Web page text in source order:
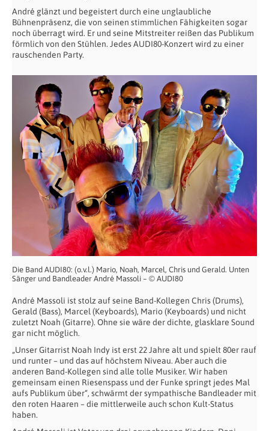
André glänzt und begeistert durch eine unglaubliche
Bühnenpräsenz, die von seinen stimmlichen Fähigkeiten sogar
noch überragt wird. Er und seine Mitstreiter reißen das Publikum
förmlich von den Stühlen. Jedes AUDI80-Konzert wird zu einer
rauschenden Party.
Die Band AUDI80: (o.v.l.) Mario, Noah, Marcel, Chris und Gerald. Unten
Sänger und Bandleader André Massoli – © AUDI80
André Massoli ist stolz auf seine Band-Kollegen Chris (Drums),
Gerald (Bass), Marcel (Keyboards), Mario (Keyboards) und nicht
zuletzt Noah (Gitarre). Ohne sie wäre der dichte, glasklare Sound
gar nicht möglich.
„Unser Gitarrist Noah Indy ist erst 22 Jahre alt und spielt 80er rauf
und runter – und das auf höchstem Niveau. Aber auch die
anderen Band-Kollegen sind alle tolle Musiker. Wir haben
gemeinsam einen Riesenspass und der Funke springt jedes Mal
aufs Publikum über“, schwärmt der sympathische Bandleader mit
den roten Haaren – die mittlerweile auch schon Kult-Status
haben.